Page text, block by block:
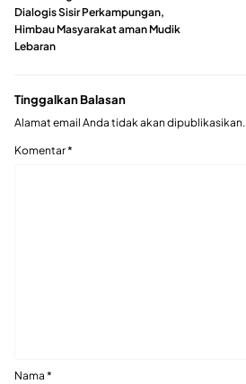
Dialogis Sisir Perkampungan,
Himbau Masyarakat aman Mudik
Lebaran
Tinggalkan Balasan
Alamat email Anda tidak akan dipublikasikan.
Komentar*
Nama *